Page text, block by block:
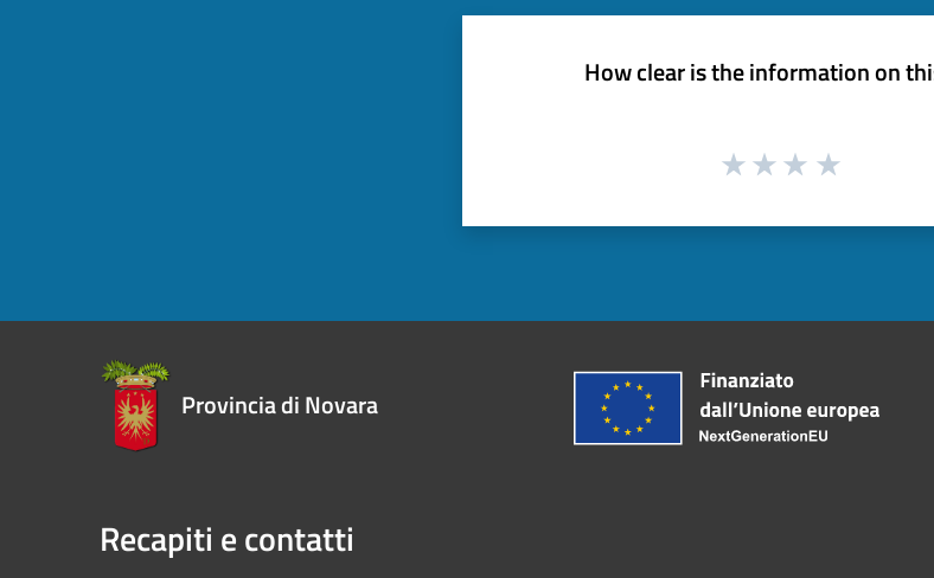
How clear is the information on
Provincia di Novara
Recapiti e contatti